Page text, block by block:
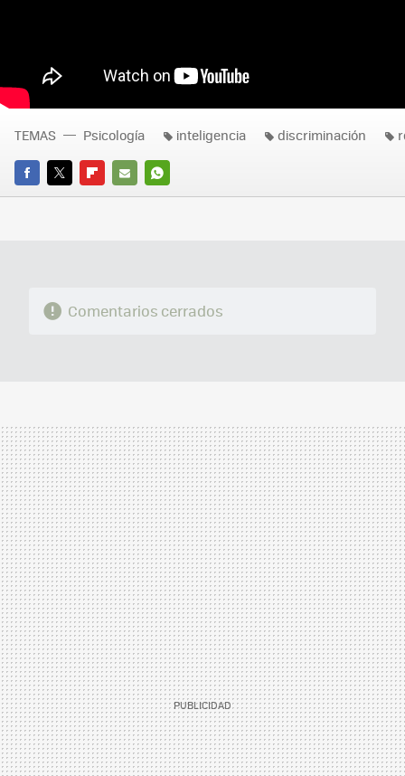
FACEBOOK
TWITTERFLIPBOARD
E-
WHATSAPP
TEMAS Psicología inteligencia discriminación
Comentarios cerrados